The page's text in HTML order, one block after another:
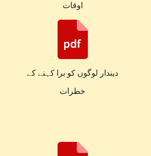
اوقات
دیندار لوگوں کو برا کہنے کے
خطرات